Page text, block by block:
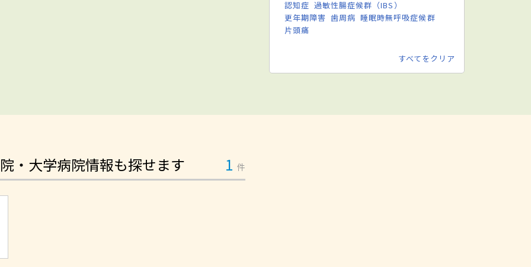
認知症 過敏性腸症候群（IBS）
更年期障害 歯周病 睡眠時無呼吸症候群
片頭痛
すべてをクリア
・大学病院情報も探せます 1 件